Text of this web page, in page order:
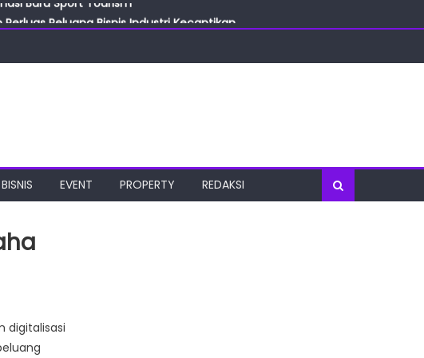
Peluang Bisnis Industri Kecantikan
Baru Sport Tourism
BISNIS EVENT PROPERTY REDAKSI
digitalisasi